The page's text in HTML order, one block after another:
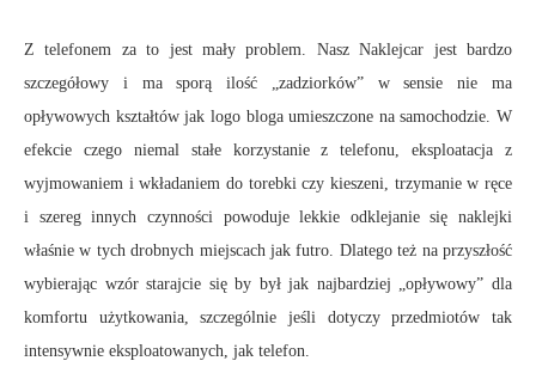
Z telefonem za to jest mały problem. Nasz Naklejcar jest bardzo
szczegółowy i ma sporą ilość „zadziorków” w sensie nie ma
opływowych kształtów jak logo bloga umieszczone na samochodzie. W
efekcie czego niemal stałe korzystanie z telefonu, eksploatacja z
wyjmowaniem i wkładaniem do torebki czy kieszeni, trzymanie w ręce
i szereg innych czynności powoduje lekkie odklejanie się naklejki
właśnie w tych drobnych miejscach jak futro. Dlatego też na przyszłość
wybierając wzór starajcie się by był jak najbardziej „opływowy” dla
komfortu użytkowania, szczególnie jeśli dotyczy przedmiotów tak
intensywnie eksploatowanych, jak telefon.